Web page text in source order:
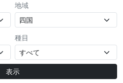
地域
種目
表示